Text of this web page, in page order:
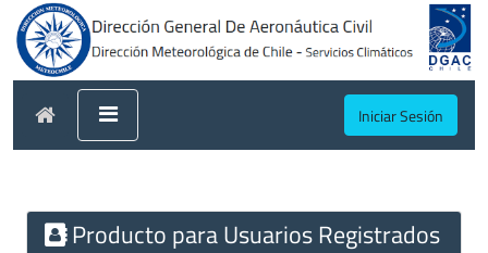
Iniciar Sesión
Producto para Usuarios Registrados